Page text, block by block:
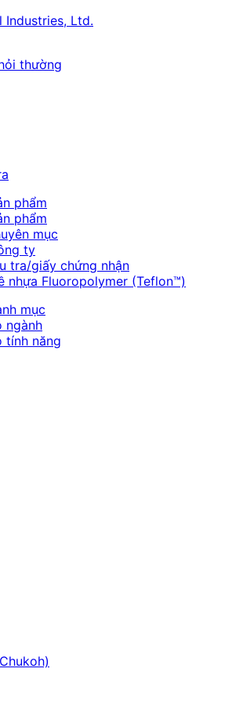
Industries, Ltd.
thường
phẩm
phẩm
mục
ty
tra/giấy chứng nhận
nhựa Fluoropolymer (Teflon™)
mục
ngành
tính năng